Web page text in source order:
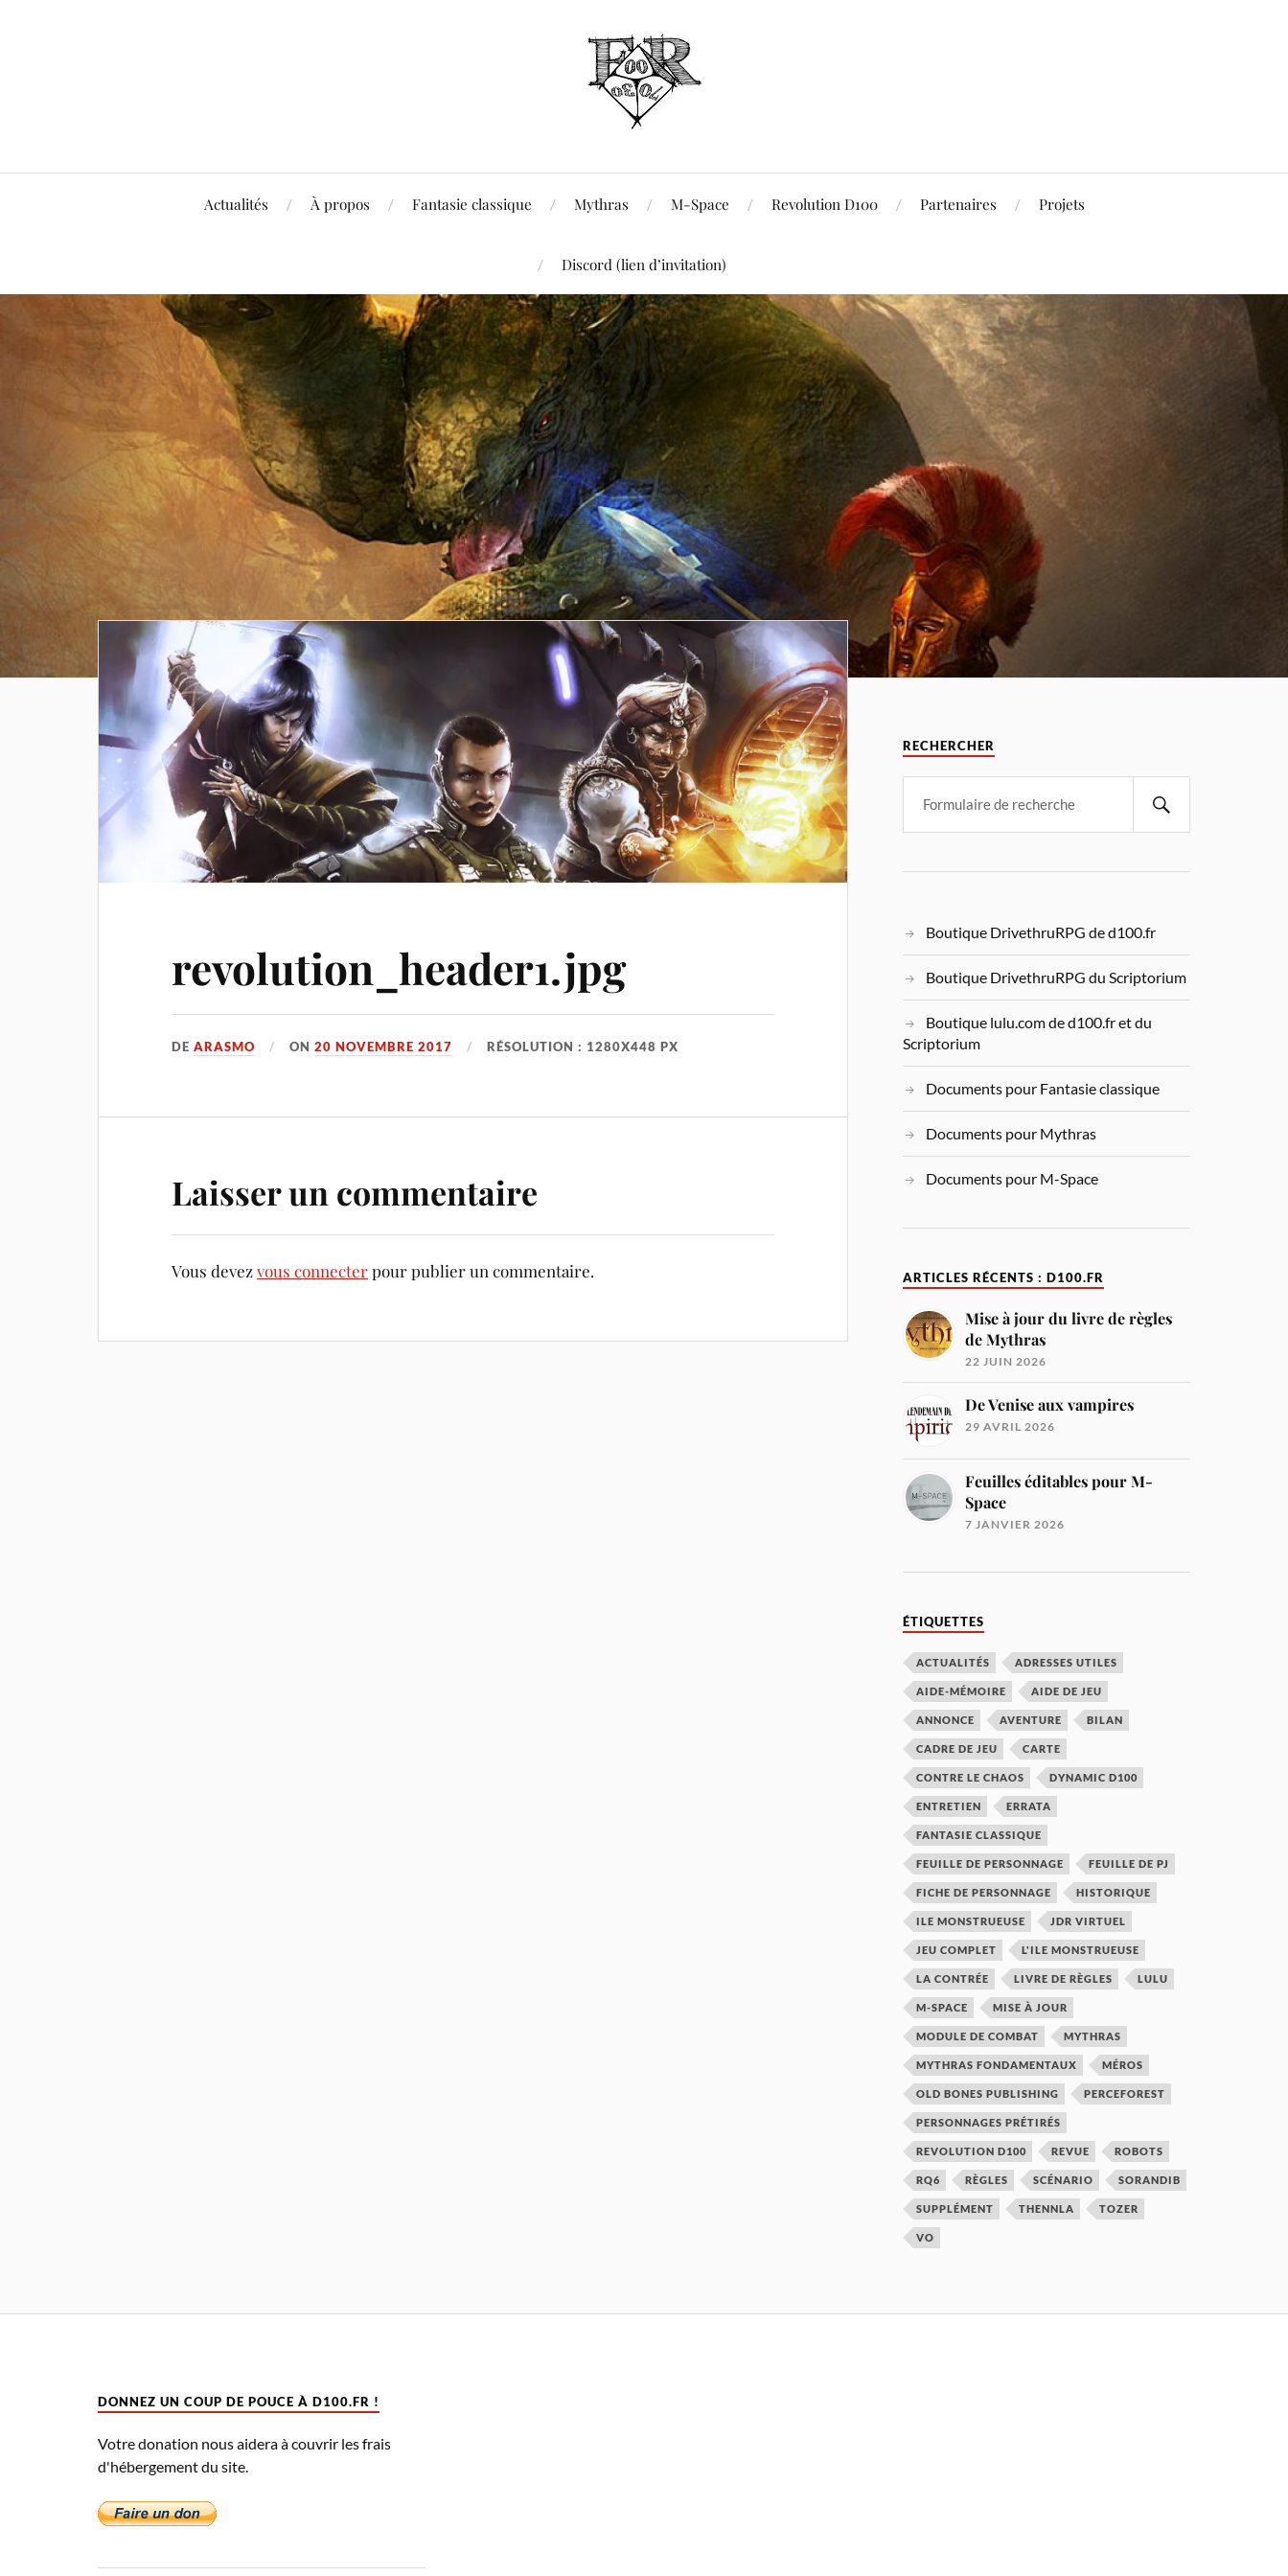
Actualités À propos Fantasie classique Mythras M-Space Revolution D100 Partenaires Projets
Discord (lien d’invitation)
revolution_header1.jpg
DEARASMO ON20 NOVEMBRE 2017 RÉSOLUTION : 1280X448 PX
Laisser un commentaire
Vous devezvous connecterpour publier un commentaire.
RECHERCHER
Boutique DrivethruRPG de d100.fr
Boutique DrivethruRPG du Scriptorium
Boutique lulu.com de d100.fr et du
Scriptorium
Documents pour Fantasie classique
Documents pour Mythras
Documents pour M-Space
ARTICLES RÉCENTS : D100.FR
Mise à jour du livre de règles
de Mythras
22 JUIN 2026
De Venise aux vampires
29 AVRIL 2026
Feuilles éditables pour M-
Space
7 JANVIER 2026
ÉTIQUETTES
ACTUALITÉS ADRESSES UTILES
AIDE-MÉMOIRE AIDE DE JEU
ANNONCE AVENTURE BILAN
CADRE DE JEU CARTE
CONTRE LE CHAOS DYNAMIC D100
ENTRETIEN ERRATA
FANTASIE CLASSIQUE
FEUILLE DE PERSONNAGE FEUILLE DE PJ
FICHE DE PERSONNAGE HISTORIQUE
ILE MONSTRUEUSE JDR VIRTUEL
JEU COMPLET L'ILE MONSTRUEUSE
LA CONTRÉE LIVRE DE RÈGLES LULU
M-SPACE MISE À JOUR
MODULE DE COMBAT MYTHRAS
MYTHRAS FONDAMENTAUX MÉROS
OLD BONES PUBLISHING PERCEFOREST
PERSONNAGES PRÉTIRÉS
REVOLUTION D100 REVUE ROBOTS
RQ6 RÈGLES SCÉNARIO SORANDIB
SUPPLÉMENT THENNLA TOZER
VO
DONNEZ UN COUP DE POUCE À D100.FR !
Votre donation nous aidera à couvrir les frais
d'hébergement du site.